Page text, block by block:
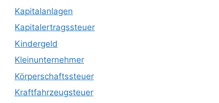
Kapitalanlagen
Kapitalertragssteuer
Kindergeld
Kleinunternehmer
Körperschaftssteuer
Kraftfahrzeugsteuer